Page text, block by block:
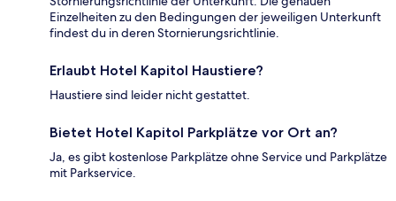
Einzelheiten zu den Bedingungen der jeweiligen Unterkunft
findest du in deren Stornierungsrichtlinie.
Erlaubt Hotel Kapitol Haustiere?
Haustiere sind leider nicht gestattet.
Bietet Hotel Kapitol Parkplätze vor Ort an?
Ja, es gibt kostenlose Parkplätze ohne Service und Parkplätze
mit Parkservice.